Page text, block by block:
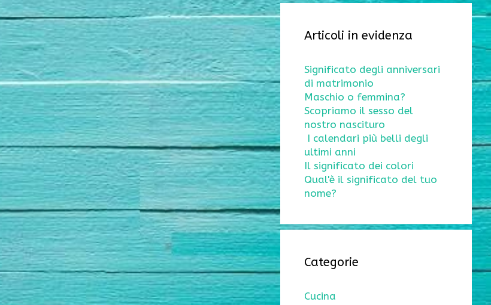
Articoli in evidenza
Significato degli anniversari
di matrimonio
Maschio o femmina?
Scopriamo il sesso del
nostro nascituro
I calendari più belli degli
ultimi anni
Il significato dei colori
Qual'è il significato del tuo
nome?
Categorie
Cucina